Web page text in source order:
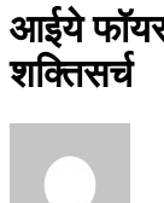
आईये
शक्तिसर्च